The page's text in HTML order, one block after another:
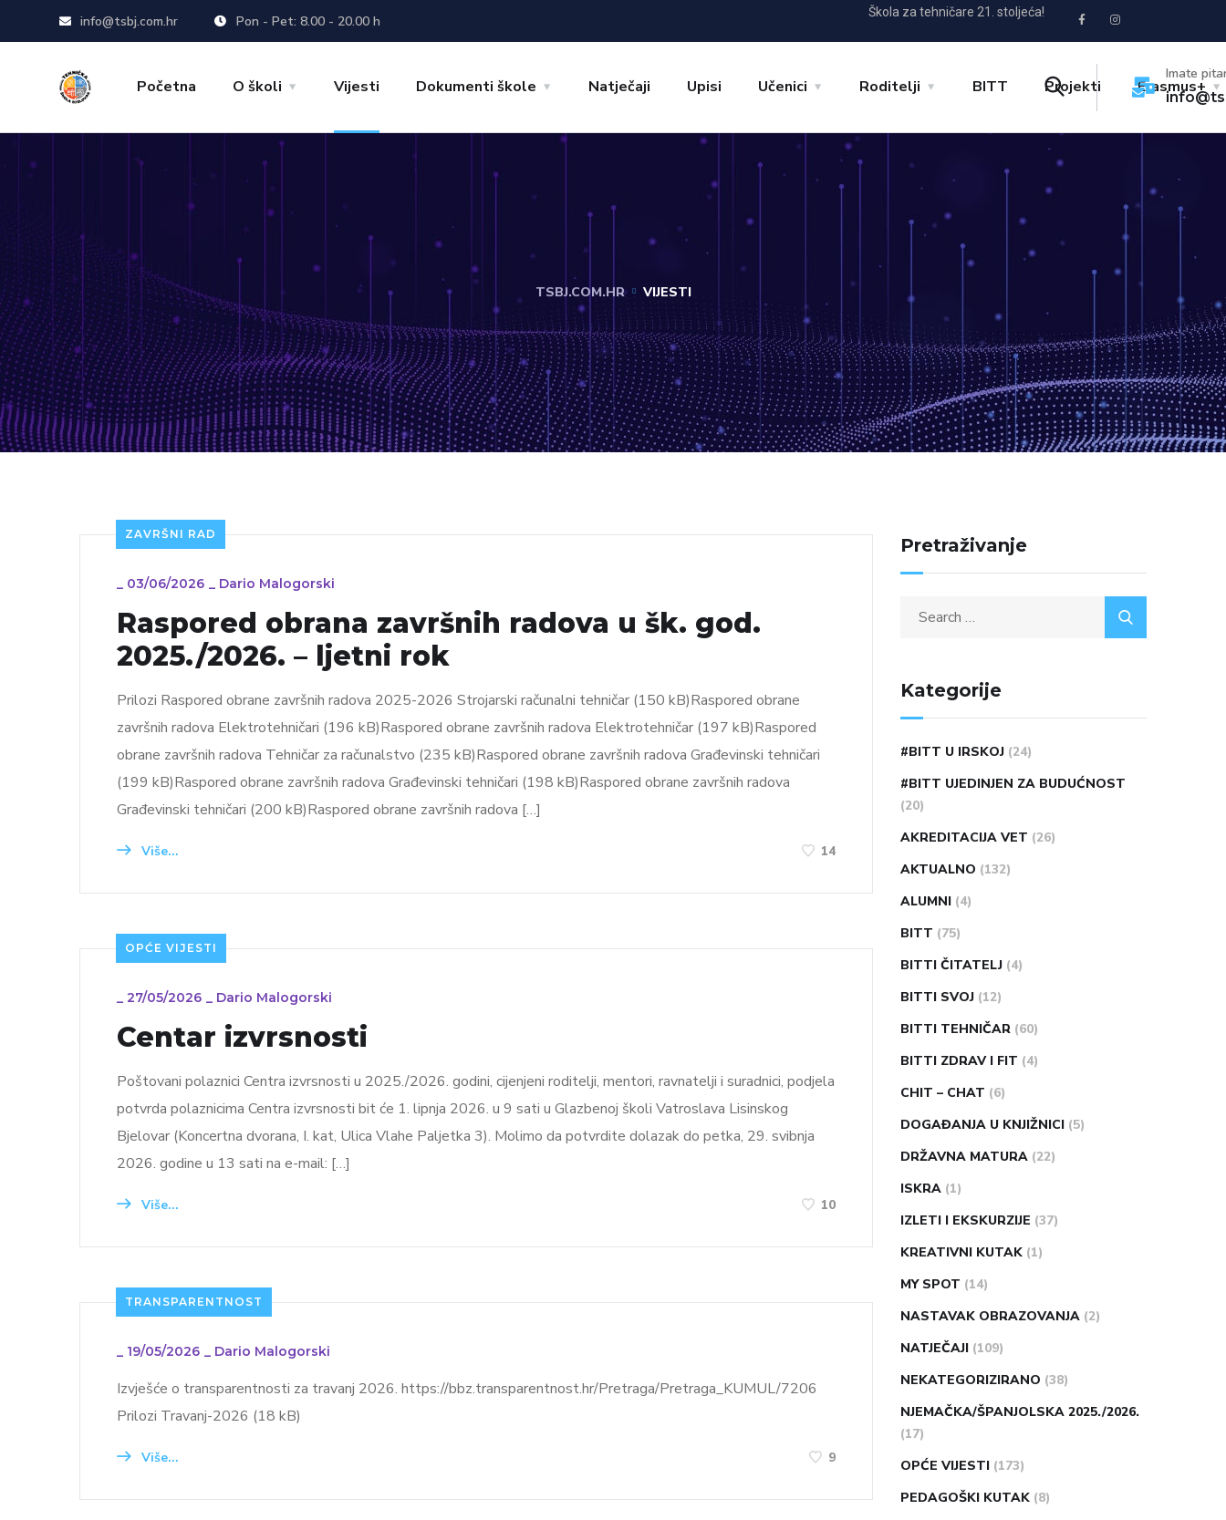
info@tsbj.com.hr Pon - Pet: 8.00 - 20.00 h
Škola za tehničare 21. stoljeća!
Početna O školi Vijesti Dokumenti škole Natječaji Upisi Učenici Roditelji BITT Projekti Erasmus+
Imate
TSBJ.COM.HR VIJESTI
ZAVRŠNI RAD
_ 03/06/2026 _ Dario Malogorski
Raspored obrana završnih radova u šk. god.
2025./2026. – ljetni rok
Prilozi Raspored obrane završnih radova 2025-2026 Strojarski računalni tehničar (150 kB)Raspored obrane
završnih radova Elektrotehničari (196 kB)Raspored obrane završnih radova Elektrotehničar (197 kB)Raspored
obrane završnih radova Tehničar za računalstvo (235 kB)Raspored obrane završnih radova Građevinski tehničari
(199 kB)Raspored obrane završnih radova Građevinski tehničari (198 kB)Raspored obrane završnih radova
Građevinski tehničari (200 kB)Raspored obrane završnih radova […]
Više... 14
OPĆE VIJESTI
_ 27/05/2026 _ Dario Malogorski
Centar izvrsnosti
Poštovani polaznici Centra izvrsnosti u 2025./2026. godini, cijenjeni roditelji, mentori, ravnatelji i suradnici, podjela
potvrda polaznicima Centra izvrsnosti bit će 1. lipnja 2026. u 9 sati u Glazbenoj školi Vatroslava Lisinskog
Bjelovar (Koncertna dvorana, I. kat, Ulica Vlahe Paljetka 3). Molimo da potvrdite dolazak do petka, 29. svibnja
2026. godine u 13 sati na e-mail: […]
Više... 10
TRANSPARENTNOST
_ 19/05/2026 _ Dario Malogorski
Izvješće o transparentnosti za travanj 2026. https://bbz.transparentnost.hr/Pretraga/Pretraga_KUMUL/7206
Prilozi Travanj-2026 (18 kB)
Više... 9
Pretraživanje
Kategorije
#BITT U IRSKOJ (24)
#BITT UJEDINJEN ZA BUDUĆNOST
(20)
AKREDITACIJA VET (26)
AKTUALNO (132)
ALUMNI (4)
BITT (75)
BITTI ČITATELJ (4)
BITTI SVOJ (12)
BITTI TEHNIČAR (60)
BITTI ZDRAV I FIT (4)
CHIT – CHAT (6)
DOGAĐANJA U KNJIŽNICI (5)
DRŽAVNA MATURA (22)
ISKRA (1)
IZLETI I EKSKURZIJE (37)
KREATIVNI KUTAK (1)
MY SPOT (14)
NASTAVAK OBRAZOVANJA (2)
NATJEČAJI (109)
NEKATEGORIZIRANO (38)
NJEMAČKA/ŠPANJOLSKA 2025./2026.
(17)
OPĆE VIJESTI (173)
PEDAGOŠKI KUTAK (8)